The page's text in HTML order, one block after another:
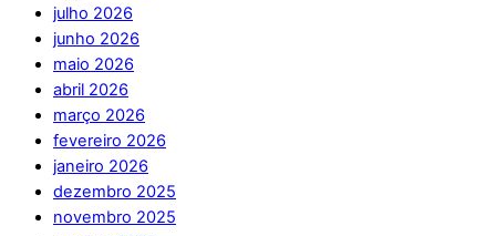
julho 2026
junho 2026
maio 2026
abril 2026
março 2026
fevereiro 2026
janeiro 2026
dezembro 2025
novembro 2025